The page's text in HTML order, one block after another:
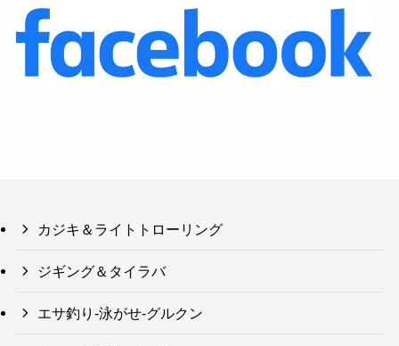
カジキ＆ライトトローリング
ジギング＆タイラバ
エサ釣り-泳がせ-グルクン